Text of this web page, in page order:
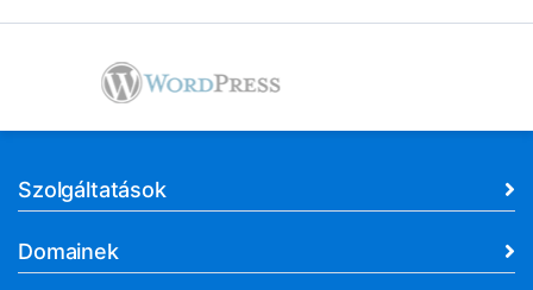
Szolgáltatások
Domainek